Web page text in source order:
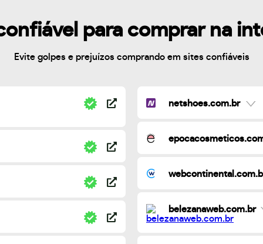
para comprar na
Evite golpes e prejuízos comprando em sites confiáveis
netshoes.com.br
belezanaweb.com.br